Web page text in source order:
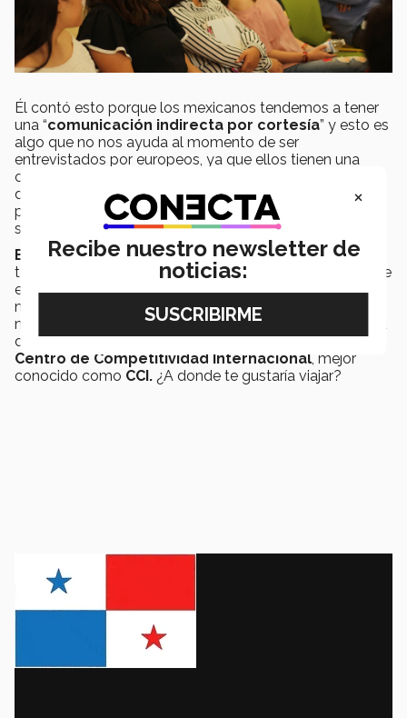
Él contó esto porque los mexicanos tendemos a tener
una “comunicación indirecta por cortesía” y esto es
algo que no nos ayuda al momento de ser
entrevistados por europeos, ya que ellos tienen una
comunicación muy directa y si se hace una pregunta
directa y se contesta con duda, los de la empresa
pueden pensar que no te estás tomando el trabajo
seriamente.
Bricetambién invitó a todos los alumnos a siempre
tener en mente una
experiencia internacional
, ya que
estas ayudan mucho en un curriculum y nunca esta de
mas conocer de cerca diferentes culturas alrededor del
mundo. Puedes conseguir más información en la oficina
de "Programas Internacionales"ubicada en el
Centro de Competitividad Internacional, mejor
conocido como CCI. ¿A donde te gustaría viajar?
×
Recibe nuestro newsletter de
noticias: